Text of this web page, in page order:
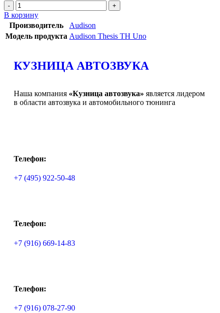
В корзину
Производитель
Audison
Модель продукта Audison Thesis TH Uno
КУЗНИЦА АВТОЗВУКА
Наша компания «Кузница автозвука» является лидером
в области автозвука и автомобильного тюнинга
Телефон:
+7 (495) 922-50-48
Телефон:
+7 (916) 669-14-83
Телефон:
+7 (916) 078-27-90